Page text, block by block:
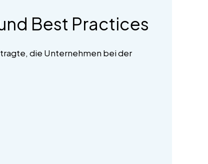
Best Practices
die Unternehmen bei der